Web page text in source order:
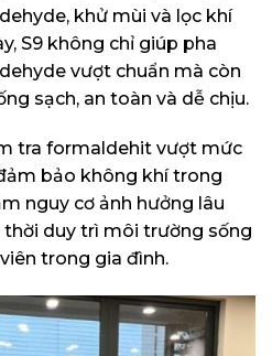
khử mùi và lọc khí
S9 không chỉ giúp pha
vượt chuẩn mà còn
sạch, an toàn và dễ chịu.
tra formaldehit vượt mức
bảo không khí trong
nguy cơ ảnh hưởng lâu
thời duy trì môi trường sống
trong gia đình.